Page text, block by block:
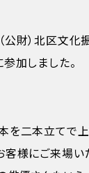
公財）北区文化
加しました。
を二本立てで
客様にご来場い